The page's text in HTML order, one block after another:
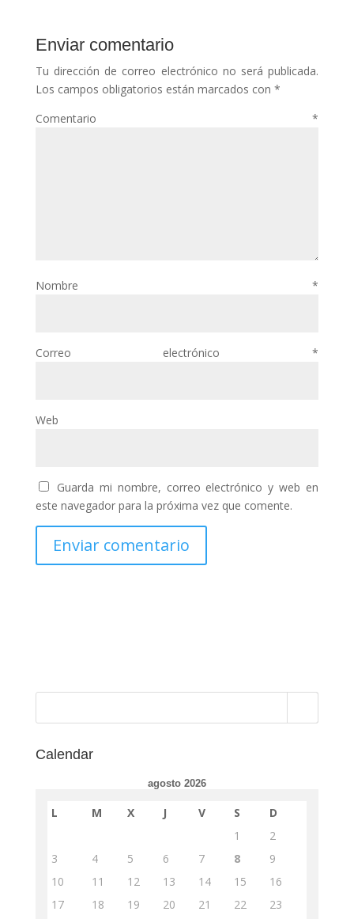
Enviar comentario
Tu dirección de correo electrónico no será publicada.
Los campos obligatorios están marcados con *
Comentario*
Nombre*
Correo electrónico*
Web
Guarda mi nombre, correo electrónico y web en
este navegador para la próxima vez que comente.
Calendar
agosto 2026
L M X J V S
D
1
2
3
4 5 6 7 8
9
10
11 12 13 14 15
16
17
18 19 20 21 22
23